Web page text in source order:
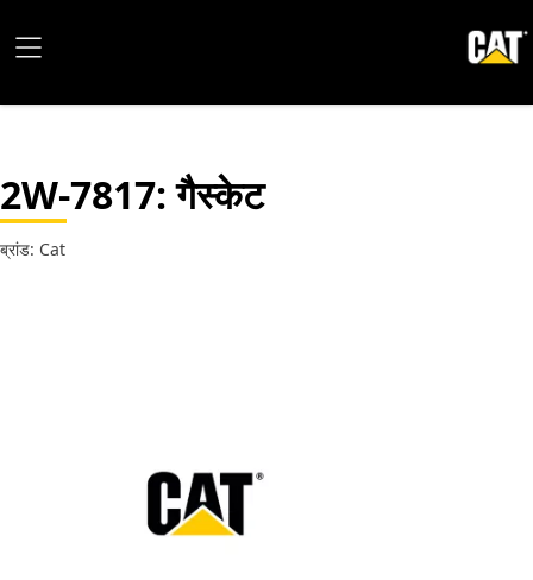
2W-7817: गैस्केट
ब्रांड: Cat